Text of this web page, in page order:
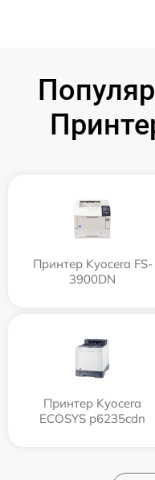
Принтер Kyocera FS-
3900DN
Принтер Kyocera
ECOSYS p6235cdn